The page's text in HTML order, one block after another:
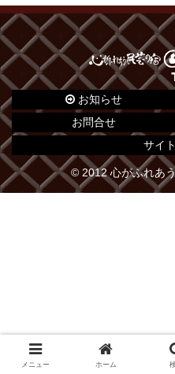
お知らせ
お問合せ
サイ
© 2012 心がふれあ
メニュー ホーム